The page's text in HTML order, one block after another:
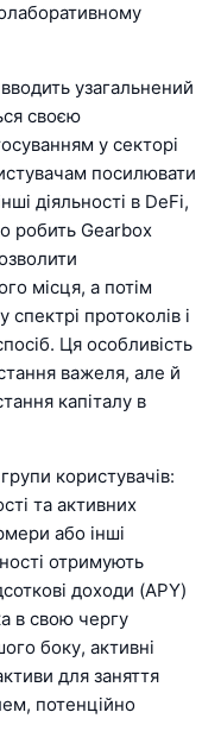
узагальнений
своєю
у секторі
посилювати
діяльності в DeFi,
робить Gearbox
місця, а потім
протоколів і
Ця особливість
важеля, але й
капіталу в
користувачів:
та активних
або інші
отримують
доходи (APY)
в свою чергу
боку, активні
для заняття
потенційно